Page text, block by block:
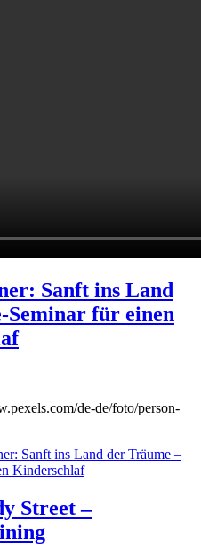
Sanft ins Land
Seminar für einen
Sanft ins Land der Träume –
Kinderschlaf
Street –